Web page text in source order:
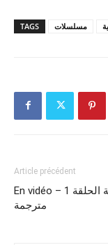
TAGS مسلسلات
Article précédent
En vidéo – حب الملائكة الحلقة 1
مترجمة